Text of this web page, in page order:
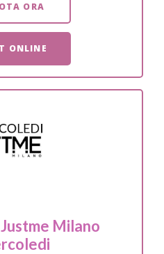
ORA
ONLINE
Milano